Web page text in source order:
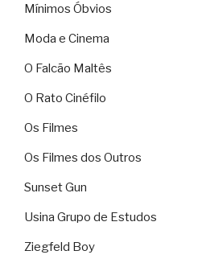
Mínimos Óbvios
Moda e Cinema
O Falcão Maltês
O Rato Cinéfilo
Os Filmes
Os Filmes dos Outros
Sunset Gun
Usina Grupo de Estudos
Ziegfeld Boy